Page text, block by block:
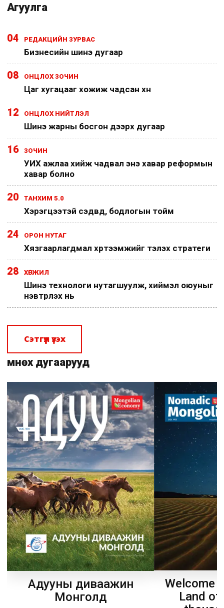
Агуулга
04 РЕДАКЦИЙН ЗУРВАС
Бизнесийн шинэ дугаар
08 ОНЦЛОХ ЗОЧИН
Цаг хугацааг хожиж чадсан хүн
12 ОНЦЛОХ НИЙТЛЭЛ
Шинэ жарны босгон дээрх дугаар
16 ЗОЧИН
УИХ ажлаа хийж чадвал энэ хавар реформын
хавар болно
20 ТАНХИМ 5.0
Хэрэгцээтэй сэдвүүд, бодлогын тойм
24 ОРОН НУТАГ
Хязгаарлагдмал хүртээмжийг тэлэх стратеги
28 ХӨГЖИЛ
Шинэ технологи нутагшуулж, хиймэл оюуныг
нэвтрүүлэх нь
Сэтгүүл үзэх
Өмнөх дугаарууд
Адууны диваажин
Монголд
Welcome
Land of